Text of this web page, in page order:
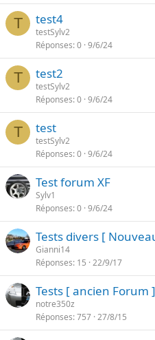
T test4
testSylv2
Réponses 0 9/6/24
T test2
testSylv2
Réponses 0 9/6/24
T test
testSylv2
Réponses 0 9/6/24
Test forum XF
Sylv1
Réponses 0 9/6/24
Tests divers [
Gianni14
Réponses 15 22/9/17
Tests [ ancien Forum ]
notre350z
Réponses 757 27/8/15